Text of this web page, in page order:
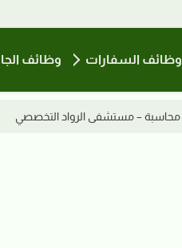
وظائف السفارات وظائف
تمريض حديثي الولادة – مستشفى